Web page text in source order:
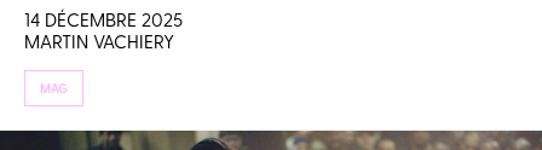
14 DÉCEMBRE 2025
MARTIN VACHIERY
MAG